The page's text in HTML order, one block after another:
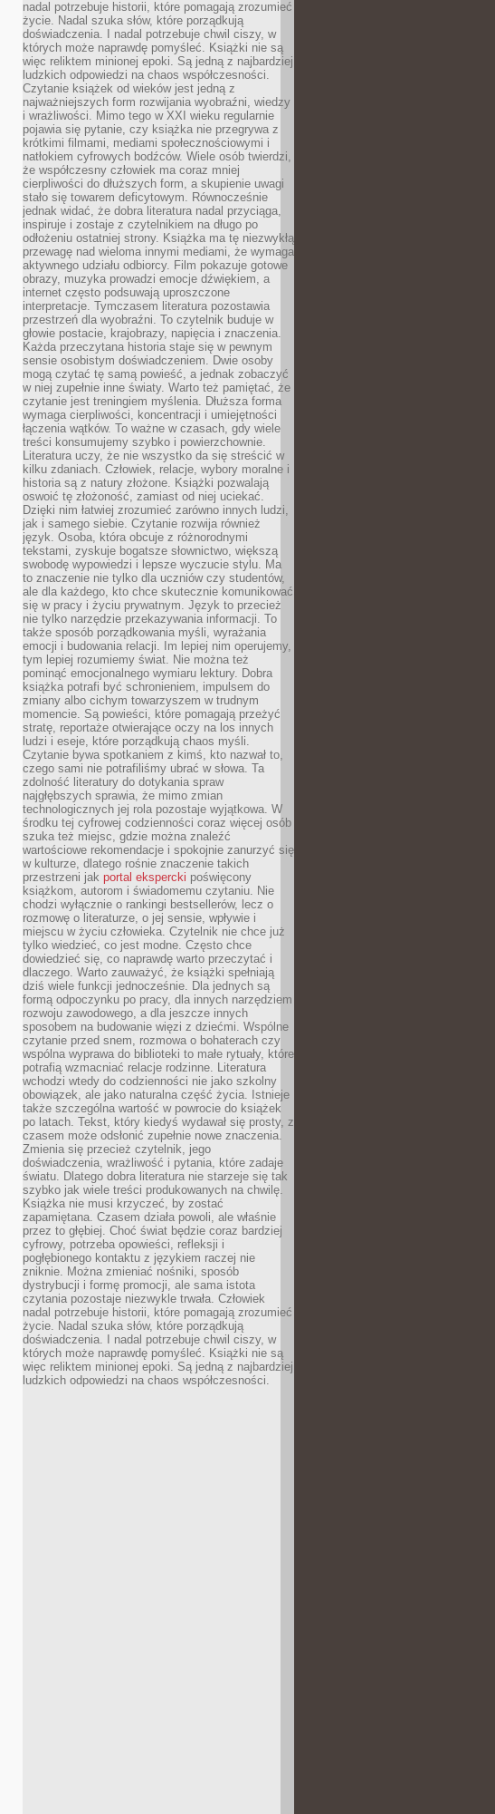
nadal potrzebuje historii, które pomagają zrozumieć
życie. Nadal szuka słów, które porządkują
doświadczenia. I nadal potrzebuje chwil ciszy, w
których może naprawdę pomyśleć. Książki nie są
więc reliktem minionej epoki. Są jedną z najbardziej
ludzkich odpowiedzi na chaos współczesności.
Czytanie książek od wieków jest jedną z
najważniejszych form rozwijania wyobraźni, wiedzy
i wrażliwości. Mimo tego w XXI wieku regularnie
pojawia się pytanie, czy książka nie przegrywa z
krótkimi filmami, mediami społecznościowymi i
natłokiem cyfrowych bodźców. Wiele osób twierdzi,
że współczesny człowiek ma coraz mniej
cierpliwości do dłuższych form, a skupienie uwagi
stało się towarem deficytowym. Równocześnie
jednak widać, że dobra literatura nadal przyciąga,
inspiruje i zostaje z czytelnikiem na długo po
odłożeniu ostatniej strony. Książka ma tę niezwykłą
przewagę nad wieloma innymi mediami, że wymaga
aktywnego udziału odbiorcy. Film pokazuje gotowe
obrazy, muzyka prowadzi emocje dźwiękiem, a
internet często podsuwają uproszczone
interpretacje. Tymczasem literatura pozostawia
przestrzeń dla wyobraźni. To czytelnik buduje w
głowie postacie, krajobrazy, napięcia i znaczenia.
Każda przeczytana historia staje się w pewnym
sensie osobistym doświadczeniem. Dwie osoby
mogą czytać tę samą powieść, a jednak zobaczyć
w niej zupełnie inne światy. Warto też pamiętać, że
czytanie jest treningiem myślenia. Dłuższa forma
wymaga cierpliwości, koncentracji i umiejętności
łączenia wątków. To ważne w czasach, gdy wiele
treści konsumujemy szybko i powierzchownie.
Literatura uczy, że nie wszystko da się streścić w
kilku zdaniach. Człowiek, relacje, wybory moralne i
historia są z natury złożone. Książki pozwalają
oswoić tę złożoność, zamiast od niej uciekać.
Dzięki nim łatwiej zrozumieć zarówno innych ludzi,
jak i samego siebie. Czytanie rozwija również
język. Osoba, która obcuje z różnorodnymi
tekstami, zyskuje bogatsze słownictwo, większą
swobodę wypowiedzi i lepsze wyczucie stylu. Ma
to znaczenie nie tylko dla uczniów czy studentów,
ale dla każdego, kto chce skutecznie komunikować
się w pracy i życiu prywatnym. Język to przecież
nie tylko narzędzie przekazywania informacji. To
także sposób porządkowania myśli, wyrażania
emocji i budowania relacji. Im lepiej nim operujemy,
tym lepiej rozumiemy świat. Nie można też
pominąć emocjonalnego wymiaru lektury. Dobra
książka potrafi być schronieniem, impulsem do
zmiany albo cichym towarzyszem w trudnym
momencie. Są powieści, które pomagają przeżyć
stratę, reportaże otwierające oczy na los innych
ludzi i eseje, które porządkują chaos myśli.
Czytanie bywa spotkaniem z kimś, kto nazwał to,
czego sami nie potrafiliśmy ubrać w słowa. Ta
zdolność literatury do dotykania spraw
najgłębszych sprawia, że mimo zmian
technologicznych jej rola pozostaje wyjątkowa. W
środku tej cyfrowej codzienności coraz więcej osób
szuka też miejsc, gdzie można znaleźć
wartościowe rekomendacje i spokojnie zanurzyć się
w kulturze, dlatego rośnie znaczenie takich
przestrzeni jak portal ekspercki poświęcony
książkom, autorom i świadomemu czytaniu. Nie
chodzi wyłącznie o rankingi bestsellerów, lecz o
rozmowę o literaturze, o jej sensie, wpływie i
miejscu w życiu człowieka. Czytelnik nie chce już
tylko wiedzieć, co jest modne. Często chce
dowiedzieć się, co naprawdę warto przeczytać i
dlaczego. Warto zauważyć, że książki spełniają
dziś wiele funkcji jednocześnie. Dla jednych są
formą odpoczynku po pracy, dla innych narzędziem
rozwoju zawodowego, a dla jeszcze innych
sposobem na budowanie więzi z dziećmi. Wspólne
czytanie przed snem, rozmowa o bohaterach czy
wspólna wyprawa do biblioteki to małe rytuały, które
potrafią wzmacniać relacje rodzinne. Literatura
wchodzi wtedy do codzienności nie jako szkolny
obowiązek, ale jako naturalna część życia. Istnieje
także szczególna wartość w powrocie do książek
po latach. Tekst, który kiedyś wydawał się prosty, z
czasem może odsłonić zupełnie nowe znaczenia.
Zmienia się przecież czytelnik, jego
doświadczenia, wrażliwość i pytania, które zadaje
światu. Dlatego dobra literatura nie starzeje się tak
szybko jak wiele treści produkowanych na chwilę.
Książka nie musi krzyczeć, by zostać
zapamiętana. Czasem działa powoli, ale właśnie
przez to głębiej. Choć świat będzie coraz bardziej
cyfrowy, potrzeba opowieści, refleksji i
pogłębionego kontaktu z językiem raczej nie
zniknie. Można zmieniać nośniki, sposób
dystrybucji i formę promocji, ale sama istota
czytania pozostaje niezwykle trwała. Człowiek
nadal potrzebuje historii, które pomagają zrozumieć
życie. Nadal szuka słów, które porządkują
doświadczenia. I nadal potrzebuje chwil ciszy, w
których może naprawdę pomyśleć. Książki nie są
więc reliktem minionej epoki. Są jedną z najbardziej
ludzkich odpowiedzi na chaos współczesności.